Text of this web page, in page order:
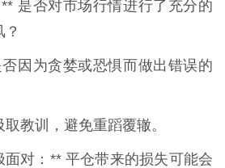
是否对市场行情进行了充分的
因为贪婪或恐惧而做出错误的
教训，避免重蹈覆辙。
面对：** 平仓带来的损失可能会